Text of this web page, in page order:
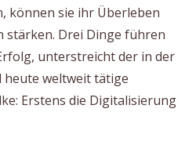
können sie ihr Überleben
stärken. Drei Dinge führen
unterstreicht der in der
heute weltweit tätige
Erstens die Digitalisierung